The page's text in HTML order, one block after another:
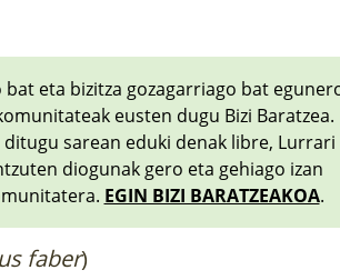
eta bizitza gozagarriago bat
eusten dugu Bizi Baratzea.
sarean eduki denak libre, Lurrari
diogunak gero eta gehiago izan
EGIN BIZI BARATZEAKOA.
faber)